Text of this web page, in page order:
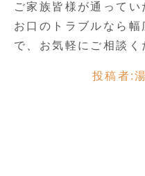
ご家族皆様が通ってい
お口のトラブルなら幅
で、お気軽にご相談く
投稿者: